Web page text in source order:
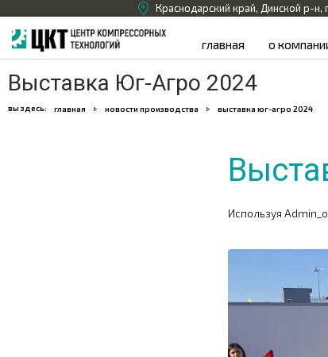
Краснодарский край, Динской р-
главная о
Выставка Юг-Агро 2024
вы здесь: главная новости производства выставка юг-агро 2024
Используя